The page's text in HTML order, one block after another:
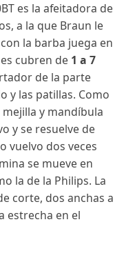
es la afeitadora de
a la que Braun le
la barba juega en
cubren de 1 a 7
de la parte
y las patillas. Como
y mandíbula
y se resuelve de
vuelvo dos veces
se mueve en
la de la Philips. La
corte, dos anchas a
estrecha en el